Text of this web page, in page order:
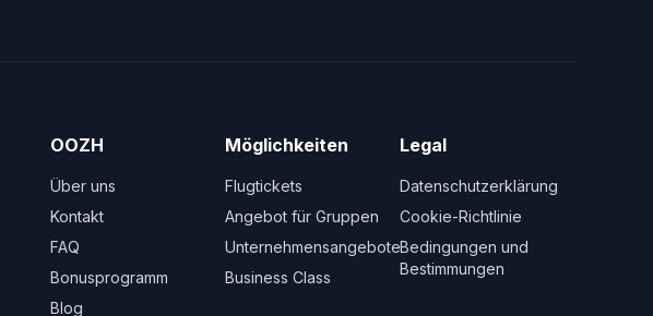
OOZH
Über uns
Kontakt
FAQ
Bonusprogramm
Blog
Möglichkeiten
Flugtickets
Angebot für Gruppen
Unternehmensangebote
Business Class
Legal
Datenschutzerklärung
Cookie-Richtlinie
Bedingungen und
Bestimmungen